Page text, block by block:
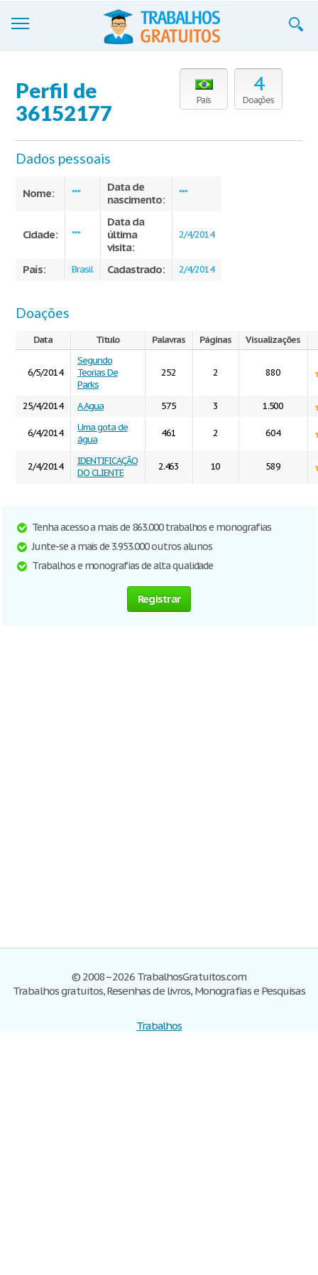
Cadastre-se
Blog
Contate-nos
País
4
Doações
Perfil de
36152177
Dados pessoais
Nome: ***
Data de
nascimento:
***
Cidade: ***
Data da
última
visita:
2/4/2014
País: Brasil Cadastrado: 2/4/2014
Doações
Data Título Palavras Páginas Visualizações
6/5/2014
Segundo
Teorias De
Parks
252 2 880
25/4/2014 A Agua 575 3 1.500
6/4/2014
Uma gota de
água
461 2 604
2/4/2014
IDENTIFICAÇÃO
DO CLIENTE
2.463 10 589
Tenha acesso a mais de 863.000 trabalhos e monografias
Junte-se a mais de 3.953.000 outros alunos
Trabalhos e monografias de alta qualidade
Registrar
© 2008–2026 TrabalhosGratuitos.com
Trabalhos gratuitos, Resenhas de livros, Monografias e Pesquisas
Trabalhos